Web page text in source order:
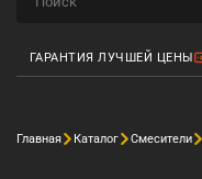
ГАРАНТИЯ ЛУЧШЕЙ ЦЕНЫ
Главная Каталог Смесители